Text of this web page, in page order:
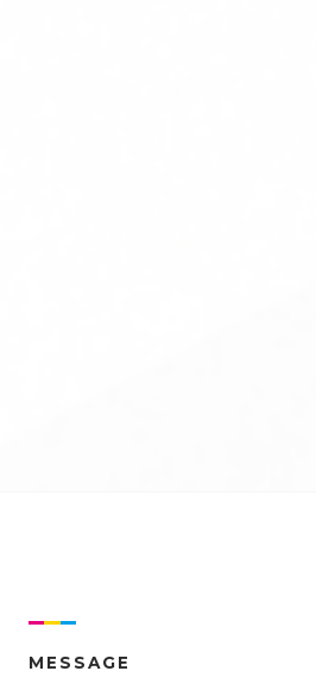
MESSAGE